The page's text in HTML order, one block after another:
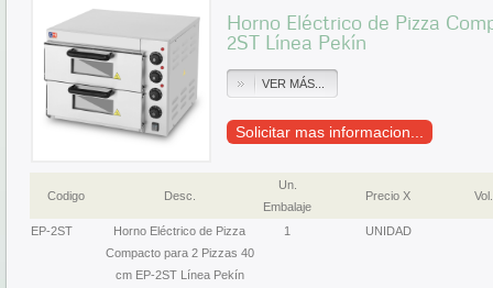
Horno Eléctrico de Pizza
2ST Línea Pekín
VER MÁS...
Solicitar mas informacion...
Codigo Desc.
Un.
Embalaje
Precio X Vol.
EP-2ST
Horno Eléctrico de Pizza
Compacto para 2 Pizzas 40
cm EP-2ST Línea Pekín
1 UNIDAD